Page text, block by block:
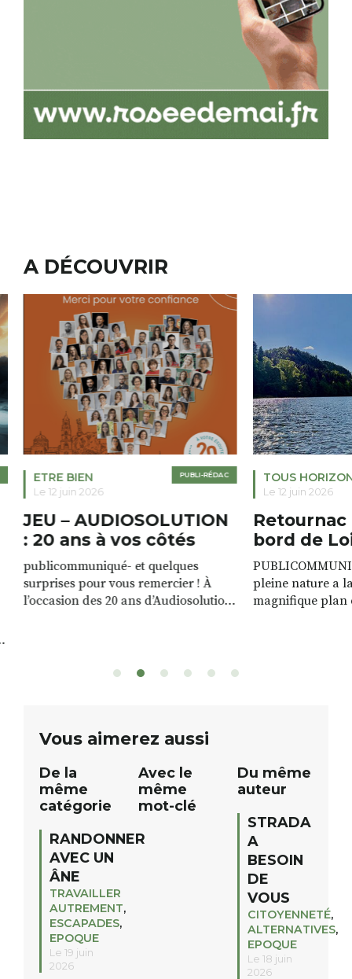
A DÉCOUVRIR
PUBLI-RÉDAC
ETRE BIEN
Le 12 juin 2026
JEU – AUDIOSOLUTION
: 20 ans à vos côtés
publicommuniqué- et quelques
surprises pour vous remercier ! À
l’occasion des 20 ans d’Audiosolution,
sont à gagner, sélectionnés auprès
12h à […]
TOUS
Le 12 juin 2026
Retournac
bord de
pleine nature a
magnifique plan
Vous aimerez aussi
De la
même
catégorie
RANDONNER
AVEC UN
ÂNE
TRAVAILLER
AUTREMENT,
ESCAPADES,
EPOQUE
Le 19 juin
2026
Avec le
même
mot-clé
Du même
auteur
STRADA
A
BESOIN
DE
VOUS
CITOYENNETÉ,
ALTERNATIVES,
EPOQUE
Le 18 juin
2026